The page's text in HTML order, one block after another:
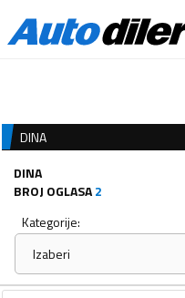
DINA
DINA
BROJ OGLASA2
Kategorije:
Izaberi